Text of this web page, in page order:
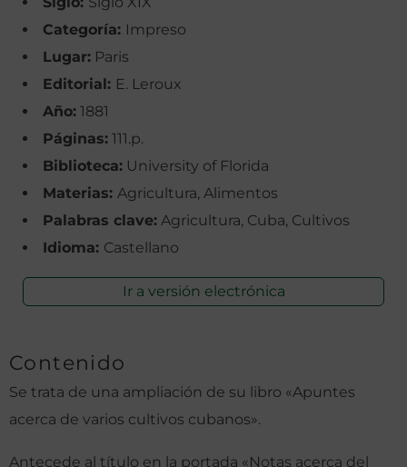
Categoría: Impreso
Lugar: Paris
Editorial: E. Leroux
Año: 1881
Páginas: 111.p.
Biblioteca: University of Florida
Materias: Agricultura, Alimentos
Palabras clave: Agricultura, Cuba, Cultivos
Idioma: Castellano
Ir a versión electrónica
Contenido
Se trata de una ampliación de su libro «Apuntes
acerca de varios cultivos cubanos».
Antecede al título en la portada «Notas acerca del